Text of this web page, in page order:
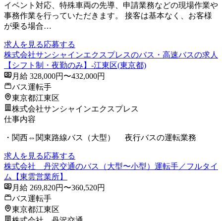
イベント対応、特殊車両の先導、申請業務などの現場作業や
事務作業を行っていただきます。 接客は基本なく、お客様
が乗る場合…
求人を見る応募する
株式会社サンシャインエクスプレスのバス・高速バスの求人
【シフト制・夜勤のみ】-江東区(東京都)
月給 328,000円〜432,000円
バス運転手
東京都江東区
株式会社サンシャインエクスプレス
仕事内容
・関西⇔関東路線バス（大型） 夜行バスの運転業務
求人を見る応募する
株式会社 丹沢交通のバス（大型〜小型）運転手／フルタイ
ム【東雲営業所】
月給 269,820円〜360,520円
バス運転手
東京都江東区